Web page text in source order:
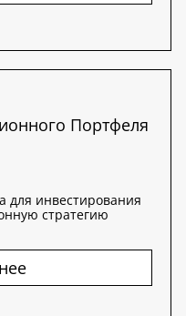
Портфеля
для инвестирования
стратегию